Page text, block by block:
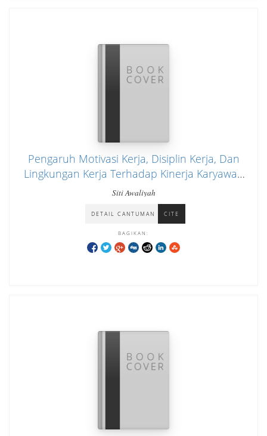
Pengaruh Motivasi Kerja, Disiplin Kerja, Dan
Lingkungan Kerja Terhadap Kinerja Karyawan
Pada Kecamatan Jatinegara Kota Jakarta
Siti Awaliyah
DETAIL CANTUMAN CITE
BAGIKAN: